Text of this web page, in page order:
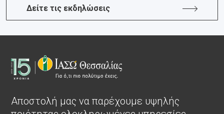
Δείτε τις εκδηλώσεις
Αποστολή μας να παρέχουμε υψηλής